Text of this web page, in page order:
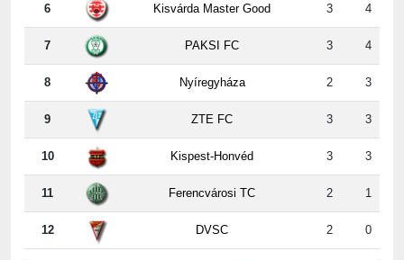
7 PAKSI FC 3 4
8 Nyíregyháza 2 3
9 ZTE FC 3 3
10 Kispest-Honvéd 3 3
11 Ferencvárosi TC 2 1
12 DVSC 2 0